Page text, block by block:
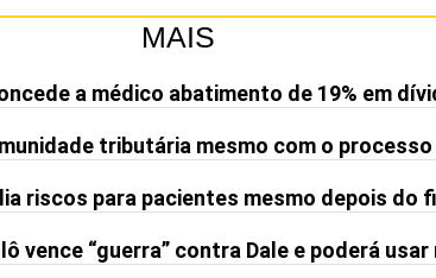
MAIS
a médico abatimento de 19% em
tributária mesmo com o
riscos para pacientes mesmo depois do
vence “guerra” contra Dale e poderá usar